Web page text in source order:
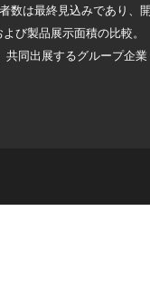
数は最終見込みであり、
び製品展示面積の比較。
同出展するグループ企業